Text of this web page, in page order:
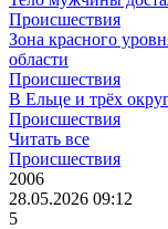
Происшествия
Зона красного
области
Происшествия
В Ельце и трёх
Происшествия
Читать все
Происшествия
2006
28.05.2026 09:12
5